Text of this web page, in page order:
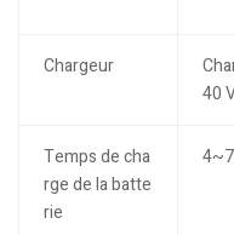
Chargeur
40
Temps de cha
rge de la batte
rie